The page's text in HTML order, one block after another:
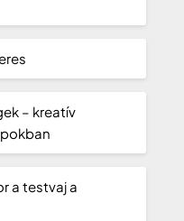
– kreatív
a testvaj a